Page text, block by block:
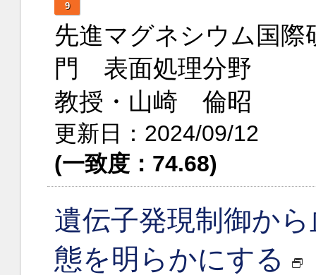
9
先進マグネシウム国際
門 表面処理分野
教授・山崎 倫昭
更新日：2024/09/12
(一致度：74.68)
遺伝子発現制御か
態を明らかにする